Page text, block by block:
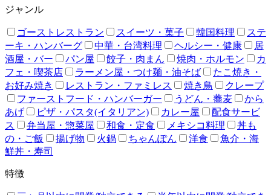
ジャンル
ゴーストレストラン スイーツ・菓子 韓国料理
ステ
ーキ・ハンバーグ
中華・台湾料理 ヘルシー・健康
居
酒屋・バー
パン屋 餃子・肉まん 焼肉・ホルモン
カ
フェ・喫茶店
ラーメン屋・つけ麺・油そば
たこ焼き・
お好み焼き
レストラン・ファミレス 焼き鳥
クレープ
ファーストフード・ハンバーガー
うどん・蕎麦
から
あげ
ピザ・パスタ(イタリアン) カレー屋
配食サービ
ス
弁当屋・惣菜屋 和食・定食 メキシコ料理
丼も
の・ご飯
揚げ物 火鍋 ちゃんぽん 洋食
魚介・海
鮮丼・寿司
特徴